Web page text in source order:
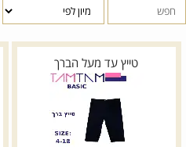
טייץ עד מעל הברך